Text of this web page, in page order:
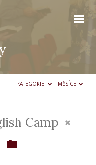
KATEGORIE MĚSÍCE
Camp